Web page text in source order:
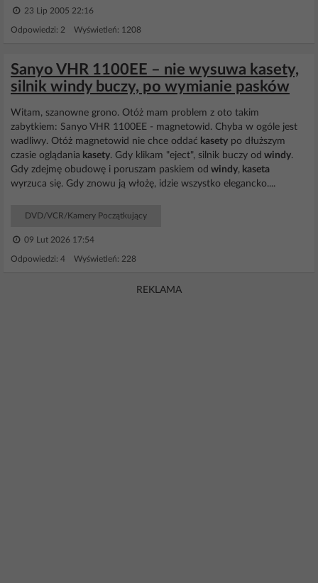
23 Lip 2005 22:16
Odpowiedzi: 2 Wyświetleń: 1208
Sanyo VHR 1100EE – nie wysuwa kasety,
silnik windy buczy, po wymianie pasków
Witam, szanowne grono. Otóż mam problem z oto takim
zabytkiem: Sanyo VHR 1100EE - magnetowid. Chyba w ogóle jest
wadliwy. Otóż magnetowid nie chce oddać kasety po dłuższym
czasie oglądania kasety. Gdy klikam "eject", silnik buczy od windy.
Gdy zdejmę obudowę i poruszam paskiem od windy, kaseta
wyrzuca się. Gdy znowu ją włożę, idzie wszystko elegancko....
DVD/VCR/Kamery Początkujący
09 Lut 2026 17:54
Odpowiedzi: 4 Wyświetleń: 228
REKLAMA